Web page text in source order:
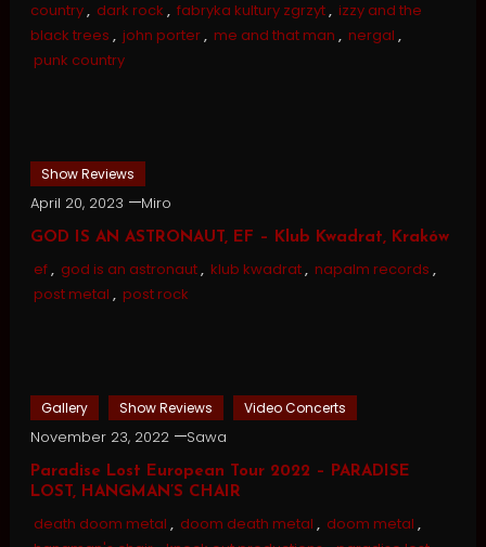
country, dark rock , fabryka kultury zgrzyt, izzy and the
black trees , john porter, me and that man , nergal ,
punk country
Show Reviews
April 20, 2023 Miro
GOD IS AN ASTRONAUT, EF – Klub Kwadrat, Kraków
ef, god is an astronaut, klub kwadrat, napalm records ,
post metal , post rock
Gallery Show Reviews Video Concerts
November 23, 2022 Sawa
Paradise Lost European Tour 2022 – PARADISE
LOST, HANGMAN’S CHAIR
death doom metal , doom death metal , doom metal ,